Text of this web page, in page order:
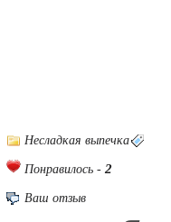
Несладкая выпечка
Понравилось -2
Ваш отзыв